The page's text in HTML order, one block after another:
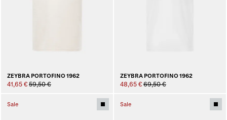
ZEYBRA PORTOFINO 1962
41,65 € 59,50 €
ZEYBRA PORTOFINO 1962
48,65 € 69,50 €
Sale Sale